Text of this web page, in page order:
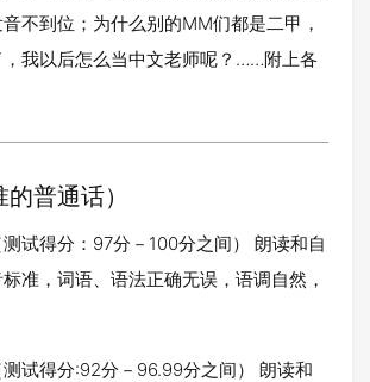
不到位；为什么别的MM们都是二甲，
我以后怎么当中文老师呢？……附上各
普通话）
试得分：97分－100分之间） 朗读和自
准，词语、语法正确无误，语调自然，
试得分:92分－96.99分之间） 朗读和